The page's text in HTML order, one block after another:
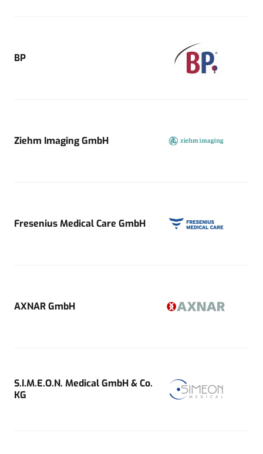
BP
Ziehm Imaging GmbH
Fresenius Medical Care GmbH
AXNAR GmbH
S.I.M.E.O.N. Medical GmbH & Co.
KG